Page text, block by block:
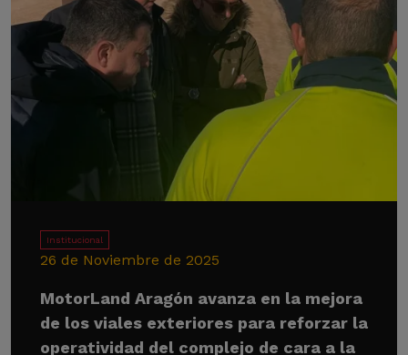
Institucional
26 de Noviembre de 2025
MotorLand Aragón avanza en la mejora
de los viales exteriores para reforzar la
operatividad del complejo de cara a la